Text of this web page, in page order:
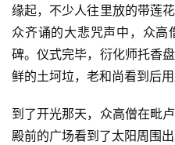
缘起，不少人往里放的带莲
众齐诵的大悲咒声中，众
碑。仪式完毕，衍化师托香
鲜的土坷垃，老和尚看到后
到了开光那天，众高僧在毗
殿前的广场看到了太阳周围出